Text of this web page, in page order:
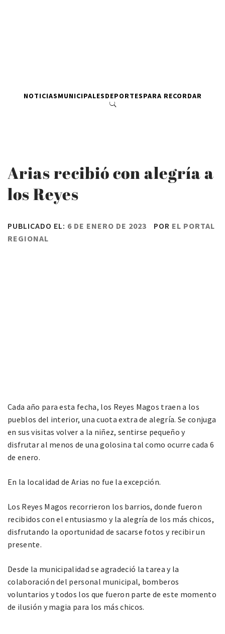
NOTICIASMUNICIPALESDEPORTESPARA RECORDAR
Arias recibió con alegría a
los Reyes
PUBLICADO EL: 6 DE ENERO DE 2023 POR EL PORTAL
REGIONAL
Cada año para esta fecha, los Reyes Magos traen a los
pueblos del interior, una cuota extra de alegría. Se conjuga
en sus visitas volver a la niñez, sentirse pequeño y
disfrutar al menos de una golosina tal como ocurre cada 6
de enero.
En la localidad de Arias no fue la excepción.
Los Reyes Magos recorrieron los barrios, donde fueron
recibidos con el entusiasmo y la alegría de los más chicos,
disfrutando la oportunidad de sacarse fotos y recibir un
presente.
Desde la municipalidad se agradeció la tarea y la
colaboración del personal municipal, bomberos
voluntarios y todos los que fueron parte de este momento
de ilusión y magia para los más chicos.